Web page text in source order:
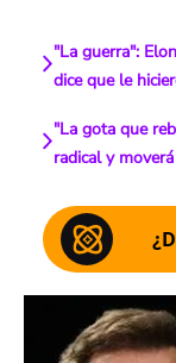
"La guerra":
dice que le
"La gota que
radical y